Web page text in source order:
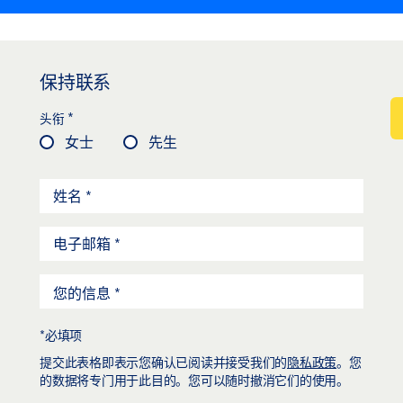
保持联系
头衔 *
女士
先生
*必填项
提交此表格即表示您确认已阅读并接受我们的隐私政策。您
的数据将专门用于此目的。您可以随时撤消它们的使用。